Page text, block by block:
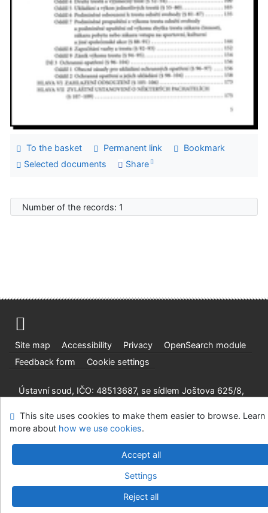
To the basket Permanent link
Bookmark
Selected documents
Share
Number of the records: 1
Site map Accessibility Privacy
OpenSearch module
Feedback form
Cookie settings
Ústavní soud, IČO: 48513687, se sídlem Joštova 625/8,
©1993-2026IPACv.4.8.63a-Cosmotron Slovakia, s.r.o.
This site uses cookies to make them easier to browse. Learn
more about how we use cookies.
Accept all
Settings
Reject all